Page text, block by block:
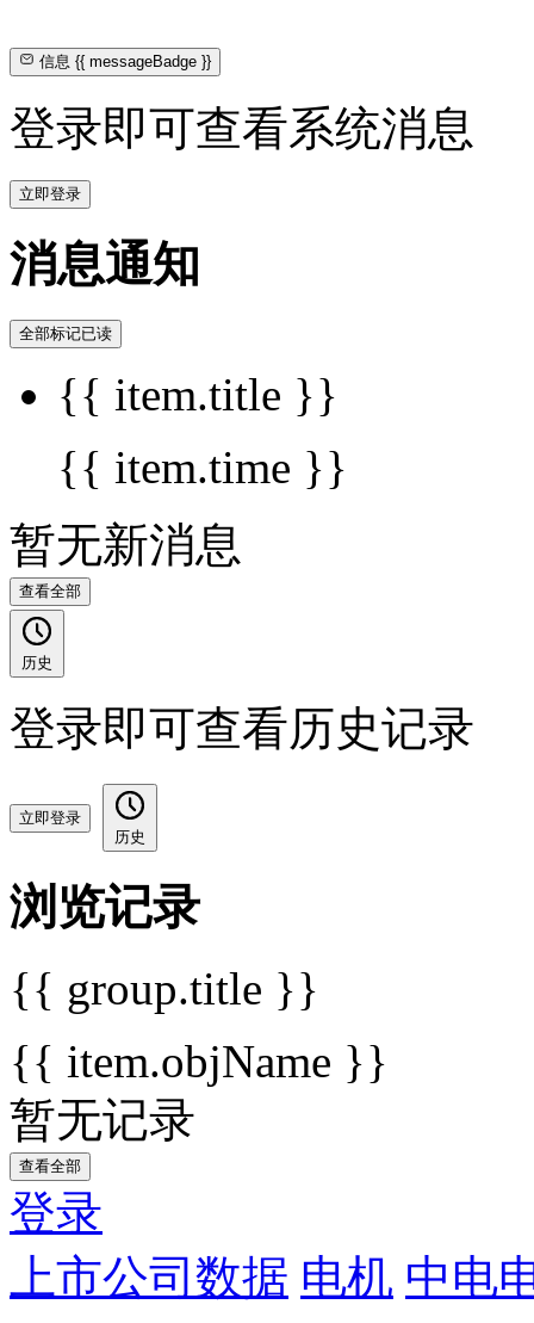
信息{{ messageBadge }}
登录即可查看系统消息
立即登录
消息通知
全部标记已读
{{ item.title }}
{{ item.time }}
暂无新消息
查看全部
历史
登录即可查看历史记录
立即登录
历史
浏览记录
{{ group.title }}
{{ item.objName }}
暂无记录
查看全部
登录
上市公司数据 电机 中电